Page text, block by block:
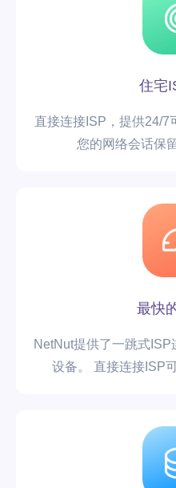
住宅
直接连接ISP，提供24/7
您的网络会话保
最快
NetNut提供了一跳式
设备。 直接连接ISP